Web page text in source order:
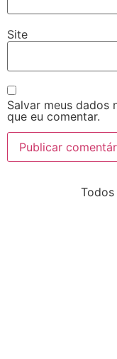
Site
Salvar meus dados
que eu comentar.